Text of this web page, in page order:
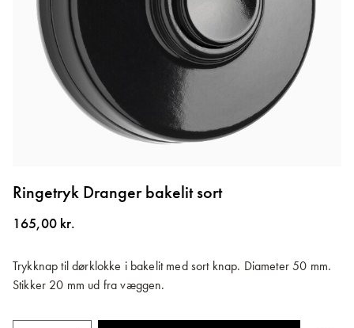
til
starten
billedgalleriet
Ringetryk Dranger bakelit sort
165,00 kr.
Trykknap til dørklokke i bakelit med sort knap. Diameter 50 mm.
Stikker 20 mm ud fra væggen.